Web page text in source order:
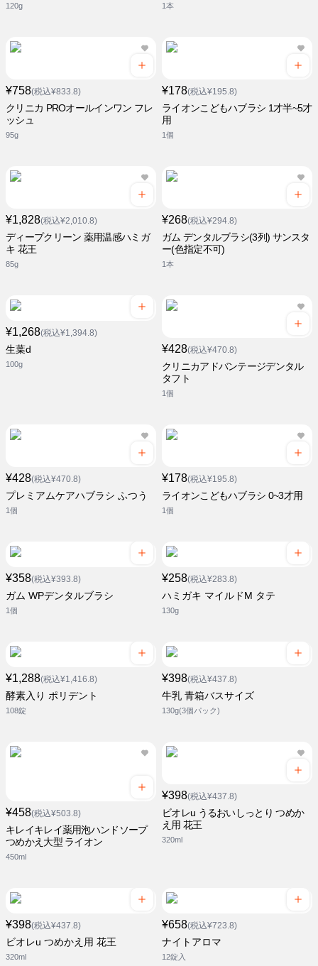
120g 1本
¥758(税込¥833.8)
クリニカ PROオールインワン フレ
ッシュ
95g
¥178(税込¥195.8)
ライオンこどもハブラシ 1才半~5才
用
1個
¥1,828(税込¥2,010.8)
ディープクリーン 薬用温感ハミガ
キ 花王
85g
¥268(税込¥294.8)
ガム デンタルブラシ(3列) サンスタ
ー(色指定不可)
1本
¥1,268(税込¥1,394.8)
生葉d
100g
¥428(税込¥470.8)
クリニカアドバンテージデンタル
タフト
1個
¥428(税込¥470.8)
プレミアムケアハブラシ ふつう
1個
¥178(税込¥195.8)
ライオンこどもハブラシ 0~3才用
1個
¥358(税込¥393.8)
ガム WPデンタルブラシ
1個
¥258(税込¥283.8)
ハミガキ マイルドM タテ
130g
¥1,288(税込¥1,416.8)
酵素入り ポリデント
108錠
¥398(税込¥437.8)
牛乳 青箱バスサイズ
130g(3個パック)
¥458(税込¥503.8)
キレイキレイ薬用泡ハンドソープ
つめかえ大型 ライオン
450ml
¥398(税込¥437.8)
ビオレu うるおいしっとり つめか
え用 花王
320ml
¥398(税込¥437.8)
ビオレu つめかえ用 花王
320ml
¥658(税込¥723.8)
ナイトアロマ
12錠入